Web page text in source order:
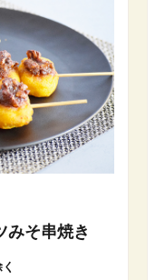
みそ串焼き